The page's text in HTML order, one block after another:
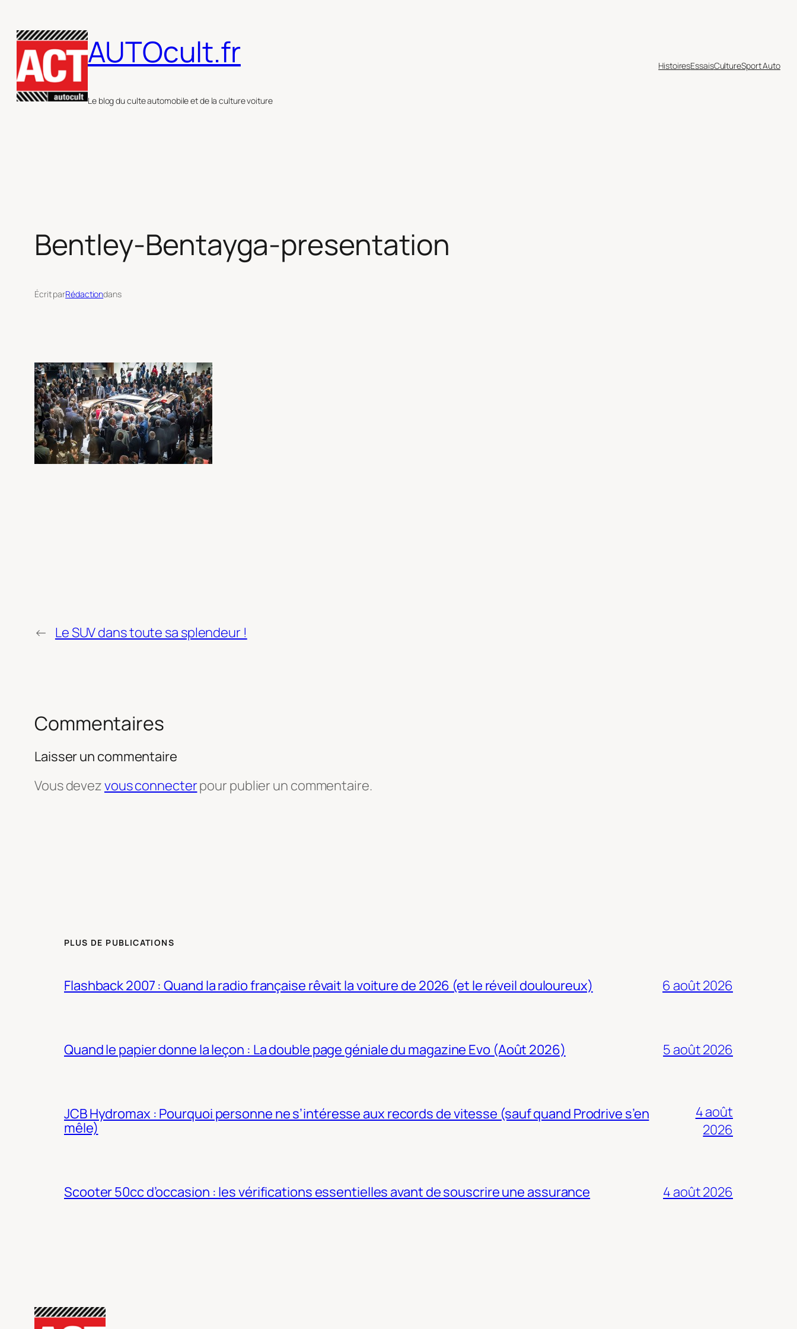
au
contenu
AUTOcult.fr
Le blog du culte automobile et de la culture voiture
HistoiresEssaisCultureSport Auto
Bentley-Bentayga-presentation
Écrit parRédactiondans
← Le SUV dans toute sa splendeur !
Commentaires
Laisser un commentaire
Vous devezvous connecterpour publier un commentaire.
PLUS DE PUBLICATIONS
Flashback 2007 : Quand la radio française rêvait la voiture de 2026 (et le réveil douloureux) 6 août 2026
Quand le papier donne la leçon : La double page géniale du magazine Evo (Août 2026) 5 août 2026
JCB Hydromax : Pourquoi personne ne s’intéresse aux records de vitesse (sauf quand Prodrive s’en
mêle)
4 août
2026
Scooter 50cc d’occasion : les vérifications essentielles avant de souscrire une assurance 4 août 2026